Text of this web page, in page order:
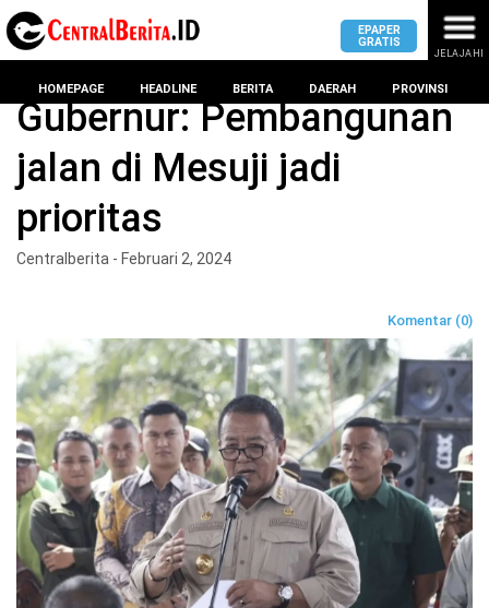
MASUK
DAERAH
LAMPUNG
METRO
PESAWARAN
TANGGAMUS
PRINGSEWU
DPRD
DPRD
KOTA
BANDAR
LAMPUNG
DPRD
METRO
DPRD
PESAWARAN
PROVINSI
SUMSEL
BANTEN
JAWAB
BARAT
DKI
JAKARTA
EPAPER
GRATIS
JELAJAHI
HOMEPAGE HEADLINE BERITA DAERAH PROVINSI
Gubernur: Pembangunan
jalan di Mesuji jadi
prioritas
Centralberita - Februari 2, 2024
Komentar (0)